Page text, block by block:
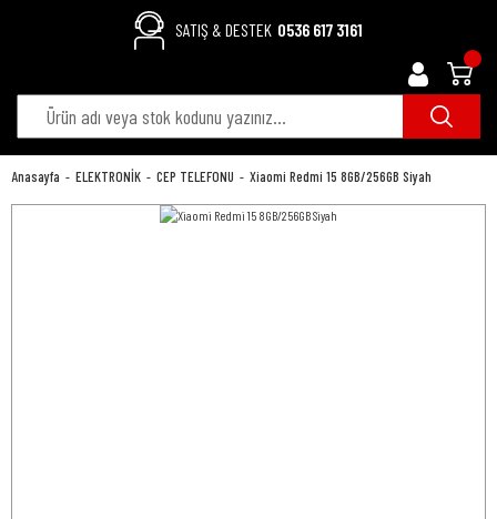
SATIŞ & DESTEK 0536 617 3161
Anasayfa ELEKTRONİK CEP TELEFONU Xiaomi Redmi 15 8GB/256GB Siyah